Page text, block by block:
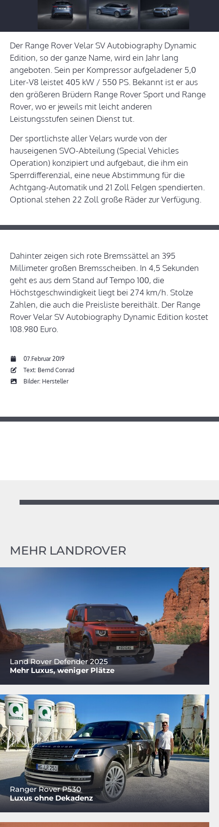
Der Range Rover Velar SV Autobiography Dynamic
Edition, so der ganze Name, wird ein Jahr lang
angeboten. Sein per Kompressor aufgeladener 5,0
Liter-V8 leistet 405 kW / 550 PS. Bekannt ist er aus
den größeren Brüdern Range Rover Sport und Range
Rover, wo er jeweils mit leicht anderen
Leistungsstufen seinen Dienst tut.
Der sportlichste aller Velars wurde von der
hauseigenen SVO-Abteilung (Special Vehicles
Operation) konzipiert und aufgebaut, die ihm ein
Sperrdifferenzial, eine neue Abstimmung für die
Achtgang-Automatik und 21 Zoll Felgen spendierten.
Optional stehen 22 Zoll große Räder zur Verfügung.
Dahinter zeigen sich rote Bremssättel an 395
Millimeter großen Bremsscheiben. In 4,5 Sekunden
geht es aus dem Stand auf Tempo 100, die
Höchstgeschwindigkeit liegt bei 274 km/h. Stolze
Zahlen, die auch die Preisliste bereithält. Der Range
Rover Velar SV Autobiography Dynamic Edition kostet
108.980 Euro.
07.Februar 2019
Text: Bernd Conrad
Bilder: Hersteller
MEHR LANDROVER
Land Rover Defender 2025
Mehr Luxus, weniger Plätze
Ranger Rover P530
Luxus ohne Dekadenz